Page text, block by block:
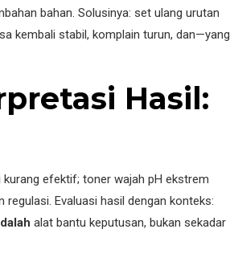
bahan. Solusinya: set ulang urutan
kembali stabil, komplain turun, dan—yang
Hasil:
kurang efektif; toner wajah pH ekstrem
Evaluasi hasil dengan konteks:
alat bantu keputusan, bukan sekadar